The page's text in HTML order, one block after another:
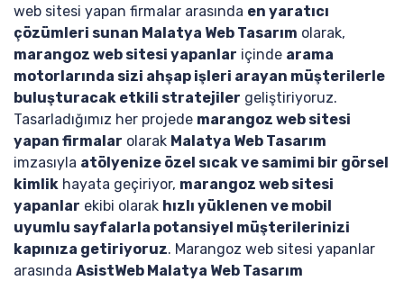
web sitesi yapan firmalar arasında en yaratıcı
çözümleri sunan Malatya Web Tasarım olarak,
marangoz web sitesi yapanlar içinde arama
motorlarında sizi ahşap işleri arayan müşterilerle
buluşturacak etkili stratejiler geliştiriyoruz.
Tasarladığımız her projede marangoz web sitesi
yapan firmalar olarak Malatya Web Tasarım
imzasıyla atölyenize özel sıcak ve samimi bir görsel
kimlik hayata geçiriyor, marangoz web sitesi
yapanlar ekibi olarak hızlı yüklenen ve mobil
uyumlu sayfalarla potansiyel müşterilerinizi
kapınıza getiriyoruz. Marangoz web sitesi yapanlar
arasında AsistWeb Malatya Web Tasarım